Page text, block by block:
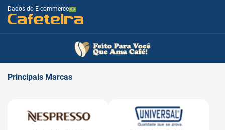
Dados do E-commerce
Cafeteira
Principais Marcas